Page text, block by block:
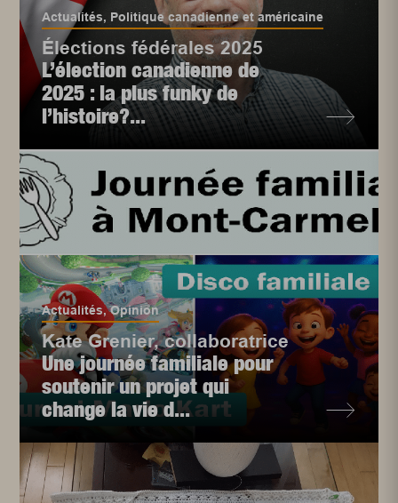
Actualités, Politique canadienne et américaine
Élections fédérales 2025
L’élection canadienne de
2025 : la plus funky de
l’histoire?...
Actualités,Opinion
Kate Grenier, collaboratrice
Une journée familiale pour
soutenir un projet qui
change la vie d...